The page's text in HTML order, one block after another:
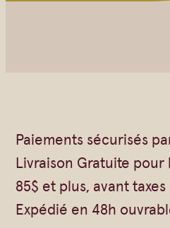
Paiements sécurisés
Livraison Gratuite pour
85$ et plus, avant taxes
Expédié en 48h